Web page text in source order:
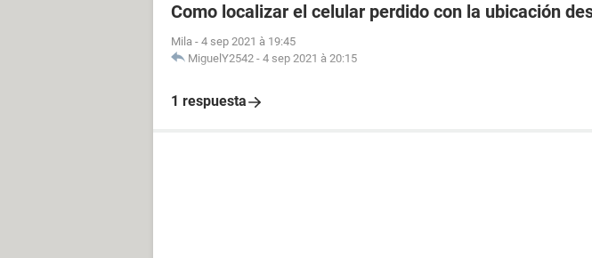
Como localizar el celular perdido con la ubicación
Mila - 4 sep 2021 à 19:45
MiguelY2542 - 4 sep 2021 à 20:15
1 respuesta